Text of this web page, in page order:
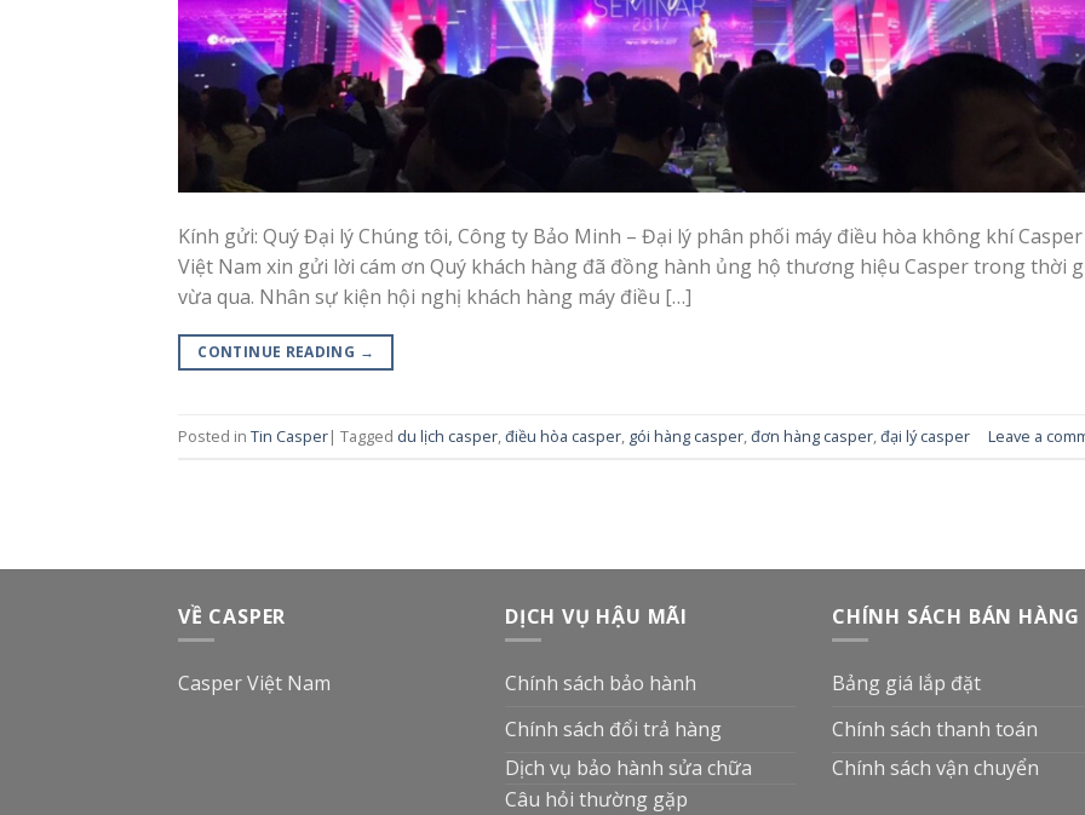
Kính gửi: Quý Đại lý Chúng tôi, Công ty Bảo Minh – Đại lý phân phối máy điều hòa không khí
Việt Nam xin gửi lời cám ơn Quý khách hàng đã đồng hành ủng hộ thương hiệu Casper trong thời
vừa qua. Nhân sự kiện hội nghị khách hàng máy điều […]
CONTINUE READING →
Posted in Tin Casper| Tagged du lịch casper,điều hòa casper, gói hàng casper,đơn hàng casper,đại lý casper Leave a
VỀ CASPER
Casper Việt Nam
DỊCH VỤ HẬU MÃI
Chính sách bảo hành
Chính sách đổi trả hàng
Dịch vụ bảo hành sửa chữa
Câu hỏi thường gặp
CHÍNH SÁCH BÁN HÀNG
Bảng giá lắp đặt
Chính sách thanh toán
Chính sách vận chuyển